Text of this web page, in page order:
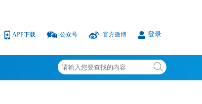
APP下载 公众号 官方微博 登录